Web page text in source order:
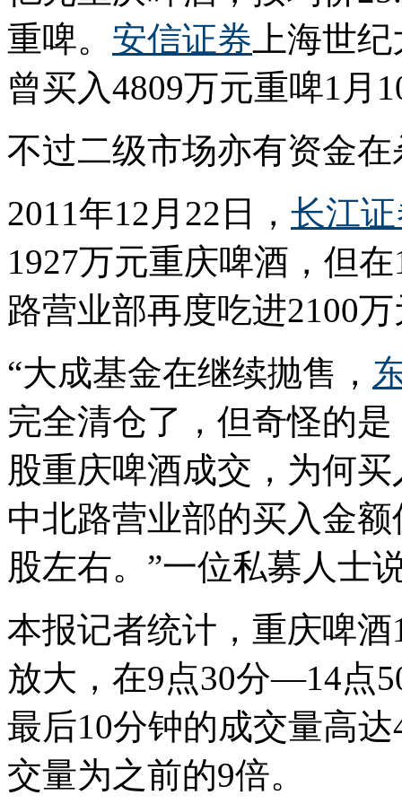
重啤。 安信证券 上海世
曾买入4809万元重啤1月
不过二级市场亦有资金
2011年12月22日， 长江
1927万元重庆啤酒，但
路营业部再度吃进2100
“大成基金在继续抛售，
完全清仓了，但奇怪的
股重庆啤酒成交，为何
中北路营业部的买入金
股左右。”一位私募人士
本报记者统计，重庆啤
放大，在9点30分—14点
最后10分钟的成交量高
交量为之前的9倍。